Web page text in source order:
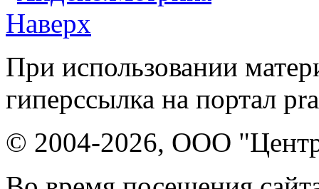
Наверх
При использовании
гиперссылка на портал
© 2004-2026, ООО "Центр